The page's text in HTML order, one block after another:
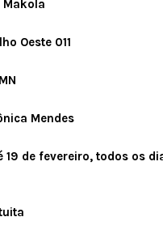
Oeste 011
Mendes
19 de fevereiro, todos os